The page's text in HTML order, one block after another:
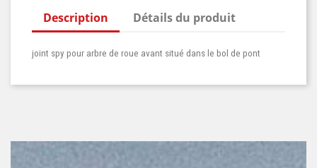
Description Détails du produit
joint spy pour arbre de roue avant situé dans le bol de pont